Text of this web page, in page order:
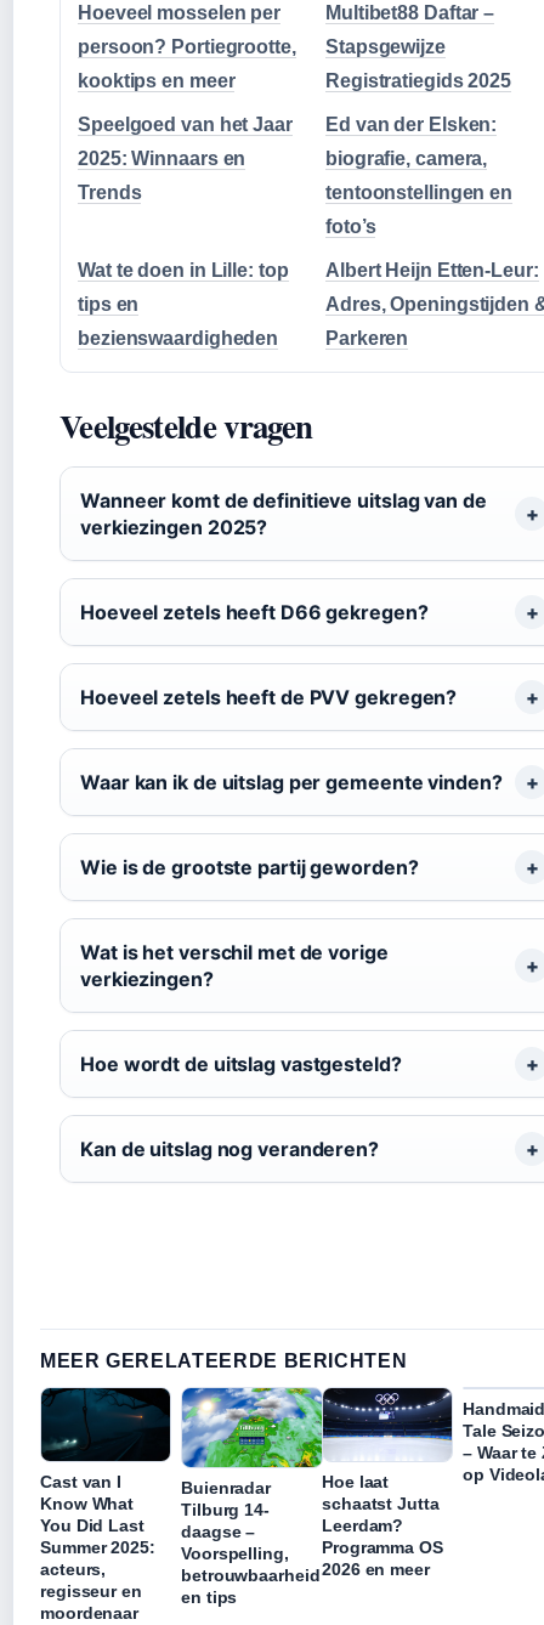
Hoeveel mosselen per
persoon? Portiegrootte,
kooktips en meer
Multibet88 Daftar –
Stapsgewijze
Registratiegids 2025
Speelgoed van het Jaar
2025: Winnaars en
Trends
Ed van der Elsken:
biografie, camera,
tentoonstellingen en
foto’s
Wat te doen in Lille: top
tips en
bezienswaardigheden
Albert Heijn Etten-Leur:
Adres, Openingstijden
Parkeren
Veelgestelde vragen
Wanneer komt de definitieve uitslag van de
verkiezingen 2025?
Hoeveel zetels heeft D66 gekregen?
Hoeveel zetels heeft de PVV gekregen?
Waar kan ik de uitslag per gemeente vinden?
Wie is de grootste partij geworden?
Wat is het verschil met de vorige
verkiezingen?
Hoe wordt de uitslag vastgesteld?
Kan de uitslag nog veranderen?
MEER GERELATEERDE BERICHTEN
Cast van I
Know What
You Did Last
Summer 2025:
acteurs,
regisseur en
moordenaar
Buienradar
Tilburg 14-
daagse –
Voorspelling,
betrouwbaarheid
en tips
Hoe laat
schaatst Jutta
Leerdam?
Programma OS
2026 en meer
Tale
– Waar te
op